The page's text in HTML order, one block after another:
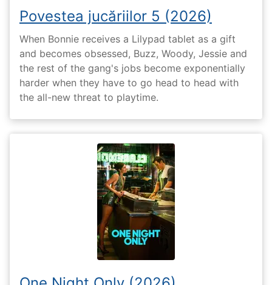
Povestea jucăriilor 5 (2026)
When Bonnie receives a Lilypad tablet as a gift
and becomes obsessed, Buzz, Woody, Jessie and
the rest of the gang's jobs become exponentially
harder when they have to go head to head with
the all-new threat to playtime.